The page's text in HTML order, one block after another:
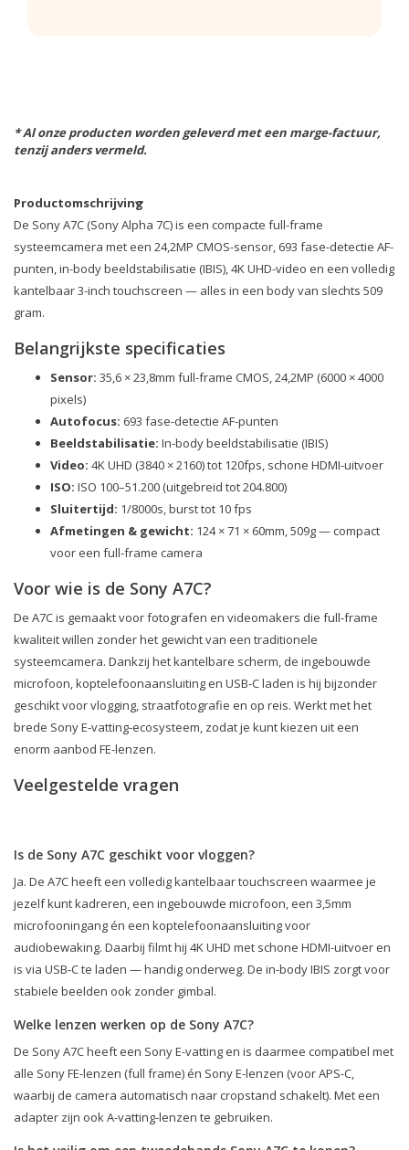
* Al onze producten worden geleverd met een marge-factuur,
tenzij anders vermeld.
Productomschrijving
De Sony A7C (Sony Alpha 7C) is een compacte full-frame
systeemcamera met een 24,2MP CMOS-sensor, 693 fase-detectie AF-
punten, in-body beeldstabilisatie (IBIS), 4K UHD-video en een volledig
kantelbaar 3-inch touchscreen — alles in een body van slechts 509
gram.
Belangrijkste specificaties
Sensor: 35,6 × 23,8mm full-frame CMOS, 24,2MP (6000 × 4000
pixels)
Autofocus: 693 fase-detectie AF-punten
Beeldstabilisatie: In-body beeldstabilisatie (IBIS)
Video: 4K UHD (3840 × 2160) tot 120fps, schone HDMI-uitvoer
ISO: ISO 100–51.200 (uitgebreid tot 204.800)
Sluitertijd: 1/8000s, burst tot 10 fps
Afmetingen & gewicht: 124 × 71 × 60mm, 509g — compact
voor een full-frame camera
Voor wie is de Sony A7C?
De A7C is gemaakt voor fotografen en videomakers die full-frame
kwaliteit willen zonder het gewicht van een traditionele
systeemcamera. Dankzij het kantelbare scherm, de ingebouwde
microfoon, koptelefoonaansluiting en USB-C laden is hij bijzonder
geschikt voor vlogging, straatfotografie en op reis. Werkt met het
brede Sony E-vatting-ecosysteem, zodat je kunt kiezen uit een
enorm aanbod FE-lenzen.
Veelgestelde vragen
Is de Sony A7C geschikt voor vloggen?
Ja. De A7C heeft een volledig kantelbaar touchscreen waarmee je
jezelf kunt kadreren, een ingebouwde microfoon, een 3,5mm
microfooningang én een koptelefoonaansluiting voor
audiobewaking. Daarbij filmt hij 4K UHD met schone HDMI-uitvoer en
is via USB-C te laden — handig onderweg. De in-body IBIS zorgt voor
stabiele beelden ook zonder gimbal.
Welke lenzen werken op de Sony A7C?
De Sony A7C heeft een Sony E-vatting en is daarmee compatibel met
alle Sony FE-lenzen (full frame) én Sony E-lenzen (voor APS-C,
waarbij de camera automatisch naar cropstand schakelt). Met een
adapter zijn ook A-vatting-lenzen te gebruiken.